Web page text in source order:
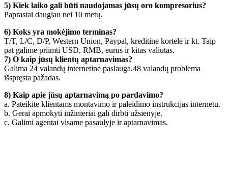
5) Kiek laiko gali būti naudojamas jūsų oro kompresorius?
Paprastai daugiau nei 10 metų.
6) Koks yra mokėjimo terminas?
T/T, L/C, D/P, Western Union, Paypal, kreditinė kortelė ir kt. Taip
pat galime priimti USD, RMB, eurus ir kitas valiutas.
7) O kaip jūsų klientų aptarnavimas?
Galima 24 valandų internetinė paslauga.48 valandų problema
išspręsta pažadas.
8) Kaip apie jūsų aptarnavimą po pardavimo?
a. Pateikite klientams montavimo ir paleidimo instrukcijas internetu.
b. Gerai apmokyti inžinieriai gali dirbti užsienyje.
c. Galimi agentai visame pasaulyje ir aptarnavimas.